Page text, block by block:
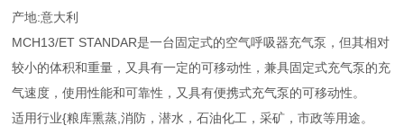
产地:意大利
MCH13/ET STANDAR是一台固定式的空气呼吸器充气泵，但其相对
较小的体积和重量，又具有一定的可移动性，兼具固定式充气泵的充
气速度，使用性能和可靠性，又具有便携式充气泵的可移动性。
适用行业{粮库熏蒸,消防，潜水，石油化工，采矿，市政等用途。